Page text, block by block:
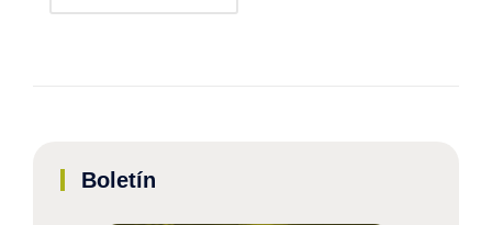
Boletín